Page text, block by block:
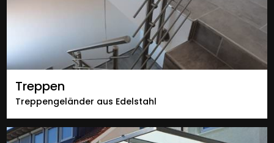
Treppen
Treppengeländer aus Edelstahl